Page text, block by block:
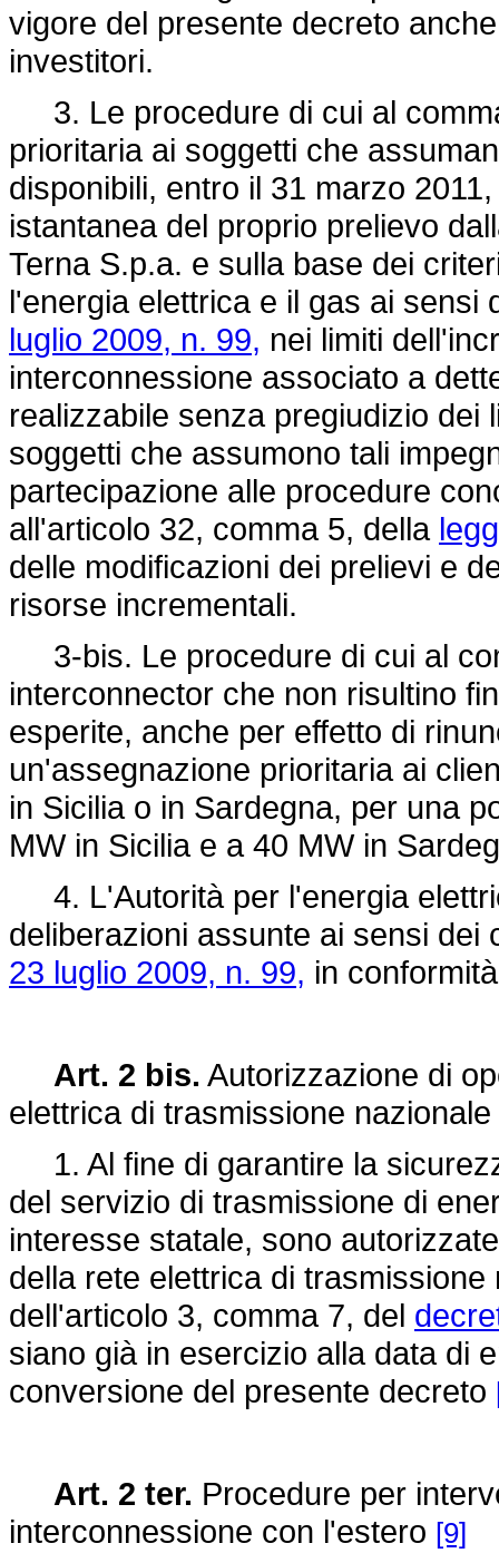
vigore del presente decreto
investitori.
3. Le procedure di cui al
prioritaria ai soggetti che
disponibili, entro il 31 marzo
istantanea del proprio prelievo
Terna S.p.a. e sulla base dei
l'energia elettrica e il gas ai
luglio 2009, n. 99, nei limiti
interconnessione associato a
realizzabile senza pregiudizio
soggetti che assumono tali
partecipazione alle procedure
all'articolo 32, comma 5, della
delle modificazioni dei prelievi e
risorse incrementali.
3-bis. Le procedure di cui al
interconnector che non risultino
esperite, anche per effetto di
un'assegnazione prioritaria ai
in Sicilia o in Sardegna, per una
MW in Sicilia e a 40 MW in
4. L'Autorità per l'energia
deliberazioni assunte ai sensi
23 luglio 2009, n. 99, in
Art. 2 bis. Autorizzazione di
elettrica di trasmissione nazionale
1. Al fine di garantire la
del servizio di trasmissione di
interesse statale, sono
della rete elettrica di
dell'articolo 3, comma 7, del
siano già in esercizio alla data di
conversione del presente decreto
Art. 2 ter. Procedure per
interconnessione con l'estero [9]